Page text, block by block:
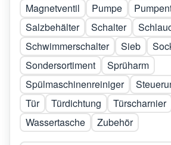
Magnetventil
Pumpe
Salzbehälter
Schalter
Schwimmerschalter
Sieb
Sondersortiment
Sprüharm
Spülmaschinenreiniger
Tür
Türdichtung Türscharnier
Wassertasche
Zubehör